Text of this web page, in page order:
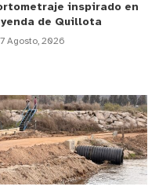
inspirado en
de Quillota
7 Agosto, 2026